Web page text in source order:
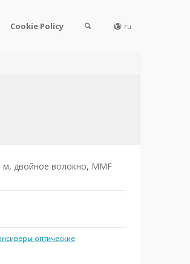
Cookie Policy ru
м, двойное волокно, MMF
оптические